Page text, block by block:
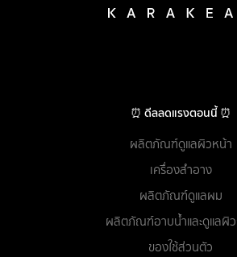
⏰ ดีลลดแรงตอนนี้ ⏰
ผลิตภัณฑ์ดูแลผิวหน้า
เครื่องสำอาง
ผลิตภัณฑ์ดูแลผม
ผลิตภัณฑ์อาบน้ำและดูแลผิ
ของใช้ส่วนตัว